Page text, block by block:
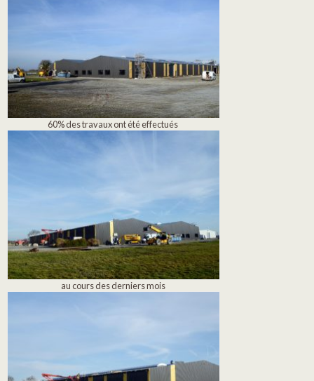
60% des travaux ont été effectués
au cours des derniers mois